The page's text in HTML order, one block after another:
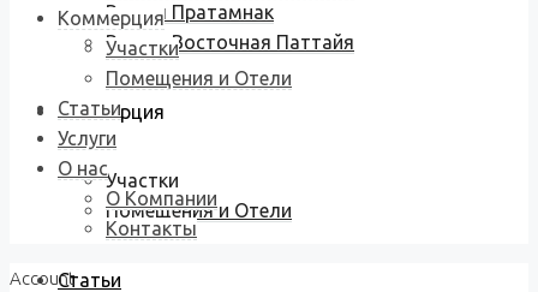
Виллы Пратамнак
Виллы Восточная Паттайя
Коммерция
Участки
Помещения и Отели
Статьи
Коммерция
Участки
Помещения и Отели
Статьи
Услуги
О нас
О Компании
Контакты
Account